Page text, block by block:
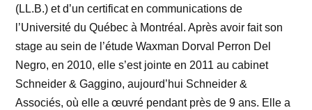
(LL.B.) et d’un certificat en communications de
l’Université du Québec à Montréal. Après avoir fait son
stage au sein de l’étude Waxman Dorval Perron Del
Negro, en 2010, elle s’est jointe en 2011 au cabinet
Schneider & Gaggino, aujourd’hui Schneider &
Associés, où elle a œuvré pendant près de 9 ans. Elle a